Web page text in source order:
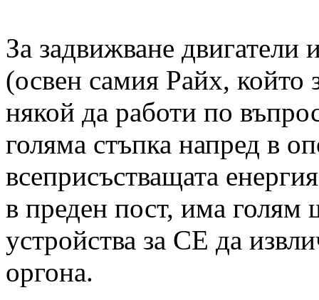
За задвижване двигатели
(освен самия Райх, който
някой да работи по
голяма стъпка напред в
всеприсъстващата
в преден пост, има голям
устройства за СЕ да
оргона.